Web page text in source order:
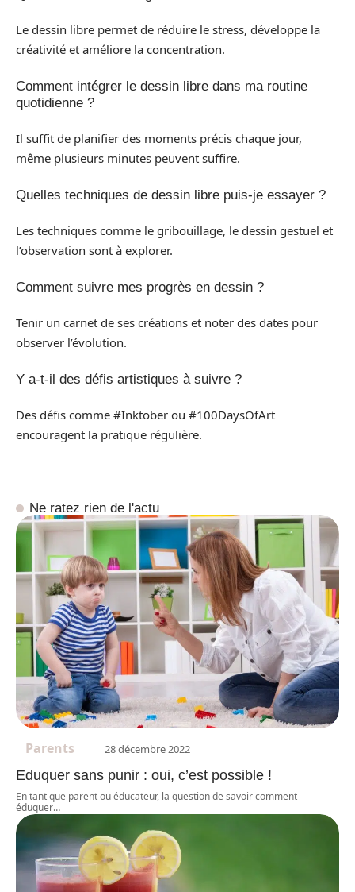
Le dessin libre permet de réduire le stress, développe la
créativité et améliore la concentration.
Comment intégrer le dessin libre dans ma routine
quotidienne ?
Il suffit de planifier des moments précis chaque jour,
même plusieurs minutes peuvent suffire.
Quelles techniques de dessin libre puis-je essayer ?
Les techniques comme le gribouillage, le dessin gestuel et
l’observation sont à explorer.
Comment suivre mes progrès en dessin ?
Tenir un carnet de ses créations et noter des dates pour
observer l’évolution.
Y a-t-il des défis artistiques à suivre ?
Des défis comme #Inktober ou #100DaysOfArt
encouragent la pratique régulière.
Ne ratez rien de l'actu
Parents 28 décembre 2022
Eduquer sans punir : oui, c’est possible !
En tant que parent ou éducateur, la question de savoir comment
éduquer…